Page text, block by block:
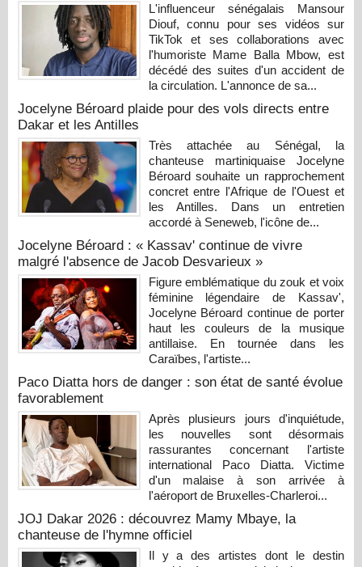
L'influenceur sénégalais Mansour
Diouf, connu pour ses vidéos sur
TikTok et ses collaborations avec
l'humoriste Mame Balla Mbow, est
décédé des suites d'un accident de
la circulation. L'annonce de sa...
Jocelyne Béroard plaide pour des vols directs entre
Dakar et les Antilles
Très attachée au Sénégal, la
chanteuse martiniquaise Jocelyne
Béroard souhaite un rapprochement
concret entre l'Afrique de l'Ouest et
les Antilles. Dans un entretien
accordé à Seneweb, l'icône de...
Jocelyne Béroard : « Kassav' continue de vivre
malgré l'absence de Jacob Desvarieux »
Figure emblématique du zouk et voix
féminine légendaire de Kassav',
Jocelyne Béroard continue de porter
haut les couleurs de la musique
antillaise. En tournée dans les
Caraïbes, l'artiste...
Paco Diatta hors de danger : son état de santé évolue
favorablement
Après plusieurs jours d'inquiétude,
les nouvelles sont désormais
rassurantes concernant l'artiste
international Paco Diatta. Victime
d'un malaise à son arrivée à
l'aéroport de Bruxelles-Charleroi...
JOJ Dakar 2026 : découvrez Mamy Mbaye, la
chanteuse de l'hymne officiel
Il y a des artistes dont le destin